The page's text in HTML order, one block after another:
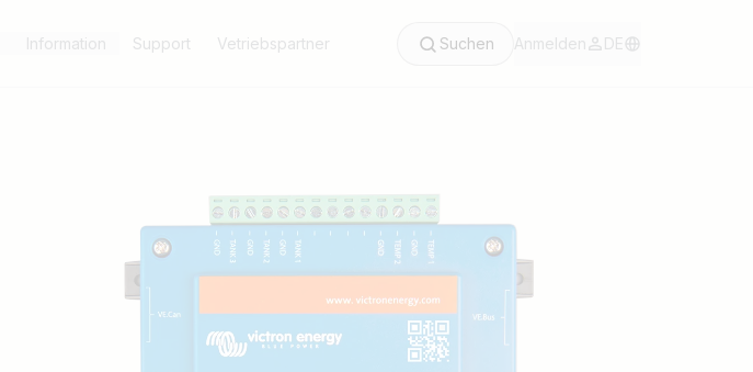
Information Support Vetriebspartner Suchen Anmelden DE